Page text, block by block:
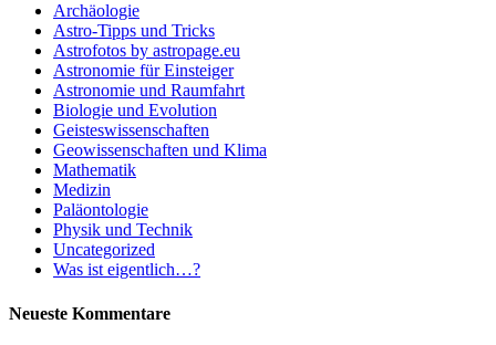
Archäologie
Astro-Tipps und Tricks
Astrofotos by astropage.eu
Astronomie für Einsteiger
Astronomie und Raumfahrt
Biologie und Evolution
Geisteswissenschaften
Geowissenschaften und Klima
Mathematik
Medizin
Paläontologie
Physik und Technik
Uncategorized
Was ist eigentlich…?
Neueste Kommentare